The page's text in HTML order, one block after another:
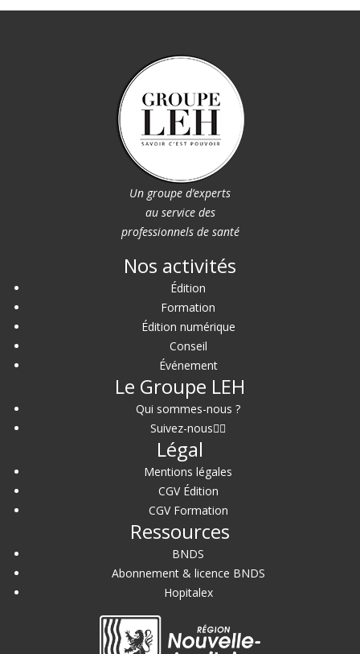
Un groupe d’experts
au service des
professionnels de santé
Nos activités
Édition
Formation
Édition numérique
Conseil
Événement
Le Groupe LEH
Qui sommes-nous ?
Suivez-nous
Légal
Mentions légales
CGV Édition
CGV Formation
Ressources
BNDS
Abonnement & licence BNDS
Hopitalex